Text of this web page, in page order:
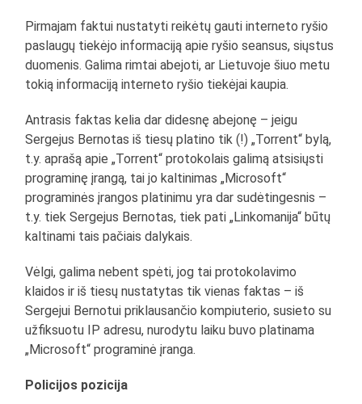
Pirmajam faktui nustatyti reikėtų gauti interneto ryšio
paslaugų tiekėjo informaciją apie ryšio seansus, siųstus
duomenis. Galima rimtai abejoti, ar Lietuvoje šiuo metu
tokią informaciją interneto ryšio tiekėjai kaupia.
Antrasis faktas kelia dar didesnę abejonę – jeigu
Sergejus Bernotas iš tiesų platino tik (!) „Torrent“ bylą,
t.y. aprašą apie „Torrent“ protokolais galimą atsisiųsti
programinę įrangą, tai jo kaltinimas „Microsoft“
programinės įrangos platinimu yra dar sudėtingesnis –
t.y. tiek Sergejus Bernotas, tiek pati „Linkomanija“ būtų
kaltinami tais pačiais dalykais.
Vėlgi, galima nebent spėti, jog tai protokolavimo
klaidos ir iš tiesų nustatytas tik vienas faktas – iš
Sergejui Bernotui priklausančio kompiuterio, susieto su
užfiksuotu IP adresu, nurodytu laiku buvo platinama
„Microsoft“ programinė įranga.
Policijos pozicija